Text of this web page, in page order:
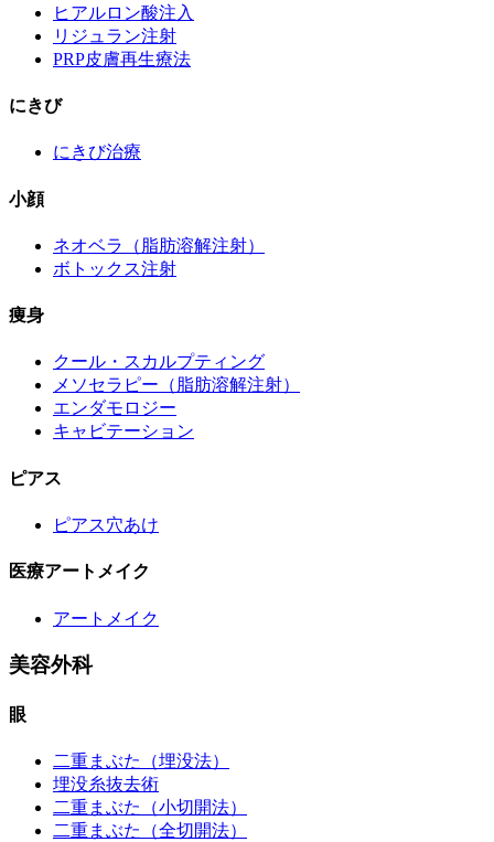
ヒアルロン酸注入
リジュラン注射
PRP皮膚再生療法
にきび
にきび治療
小顔
ネオベラ（脂肪溶解注射）
ボトックス注射
痩身
クール・スカルプティング
メソセラピー（脂肪溶解注射）
エンダモロジー
キャビテーション
ピアス
ピアス穴あけ
医療アートメイク
アートメイク
美容外科
眼
二重まぶた（埋没法）
埋没糸抜去術
二重まぶた（小切開法）
二重まぶた（全切開法）